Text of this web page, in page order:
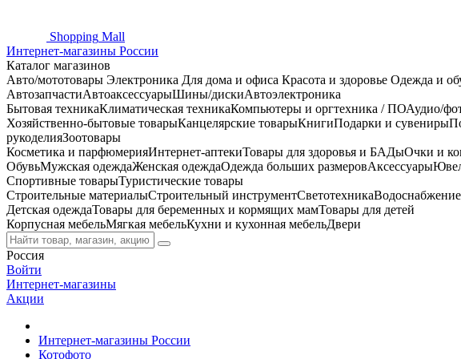
Shopping Mall
Интернет-магазины России
Каталог магазинов
Авто/мототовары Электроника Для дома и офиса Красота и здоровье Одежда и
АвтозапчастиАвтоаксессуарыШины/дискиАвтоэлектроника
Бытовая техникаКлиматическая техникаКомпьютеры и оргтехника / ПОАудио/
Хозяйственно-бытовые товарыКанцелярские товарыКнигиПодарки и сувениры
рукоделияЗоотовары
Косметика и парфюмерияИнтернет-аптекиТовары для здоровья и БАДыОчки и
ОбувьМужская одеждаЖенская одеждаОдежда больших размеровАксессуары
Спортивные товарыТуристические товары
Строительные материалыСтроительный инструментСветотехника
Детская одеждаТовары для беременных и кормящих мамТовары для детей
Корпусная мебельМягкая мебельКухни и кухонная мебельДвери
Россия
Войти
Интернет-магазины
Акции
Интернет-магазины России
Котофото